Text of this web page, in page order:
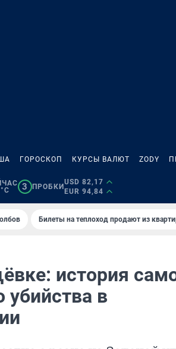
ГОРОСКОП КУРСЫ ВАЛЮТ ZODY
3 ПРОБКИ
USD 82,17
EUR 94,84
Билеты на теплоход продают из
история
убийства в